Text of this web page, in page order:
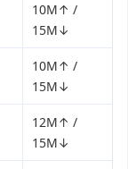
10M↑ /
15M↓
10M↑ /
15M↓
12M↑ /
15M↓